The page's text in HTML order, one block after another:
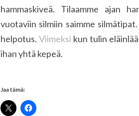
hammaskiveä. Tilaamme ajan
vuotaviin silmiin saimme
helpotus. Viimeksi kun tulin
ihan yhtä kepeä.
Jaa tämä: